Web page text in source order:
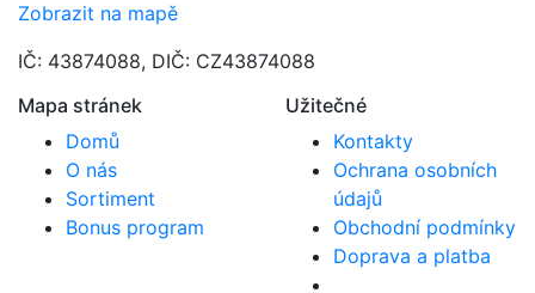
Zobrazit na mapě
IČ: 43874088, DIČ: CZ43874088
Mapa stránek
Domů
O nás
Sortiment
Bonus program
Užitečné
Kontakty
Ochrana osobních
údajů
Obchodní podmínky
Doprava a platba